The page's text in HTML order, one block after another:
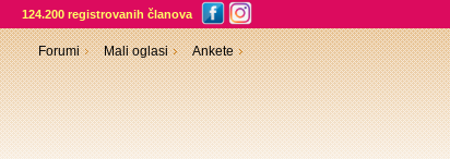
124.200 registrovanih članova
Forumi Mali oglasi Ankete